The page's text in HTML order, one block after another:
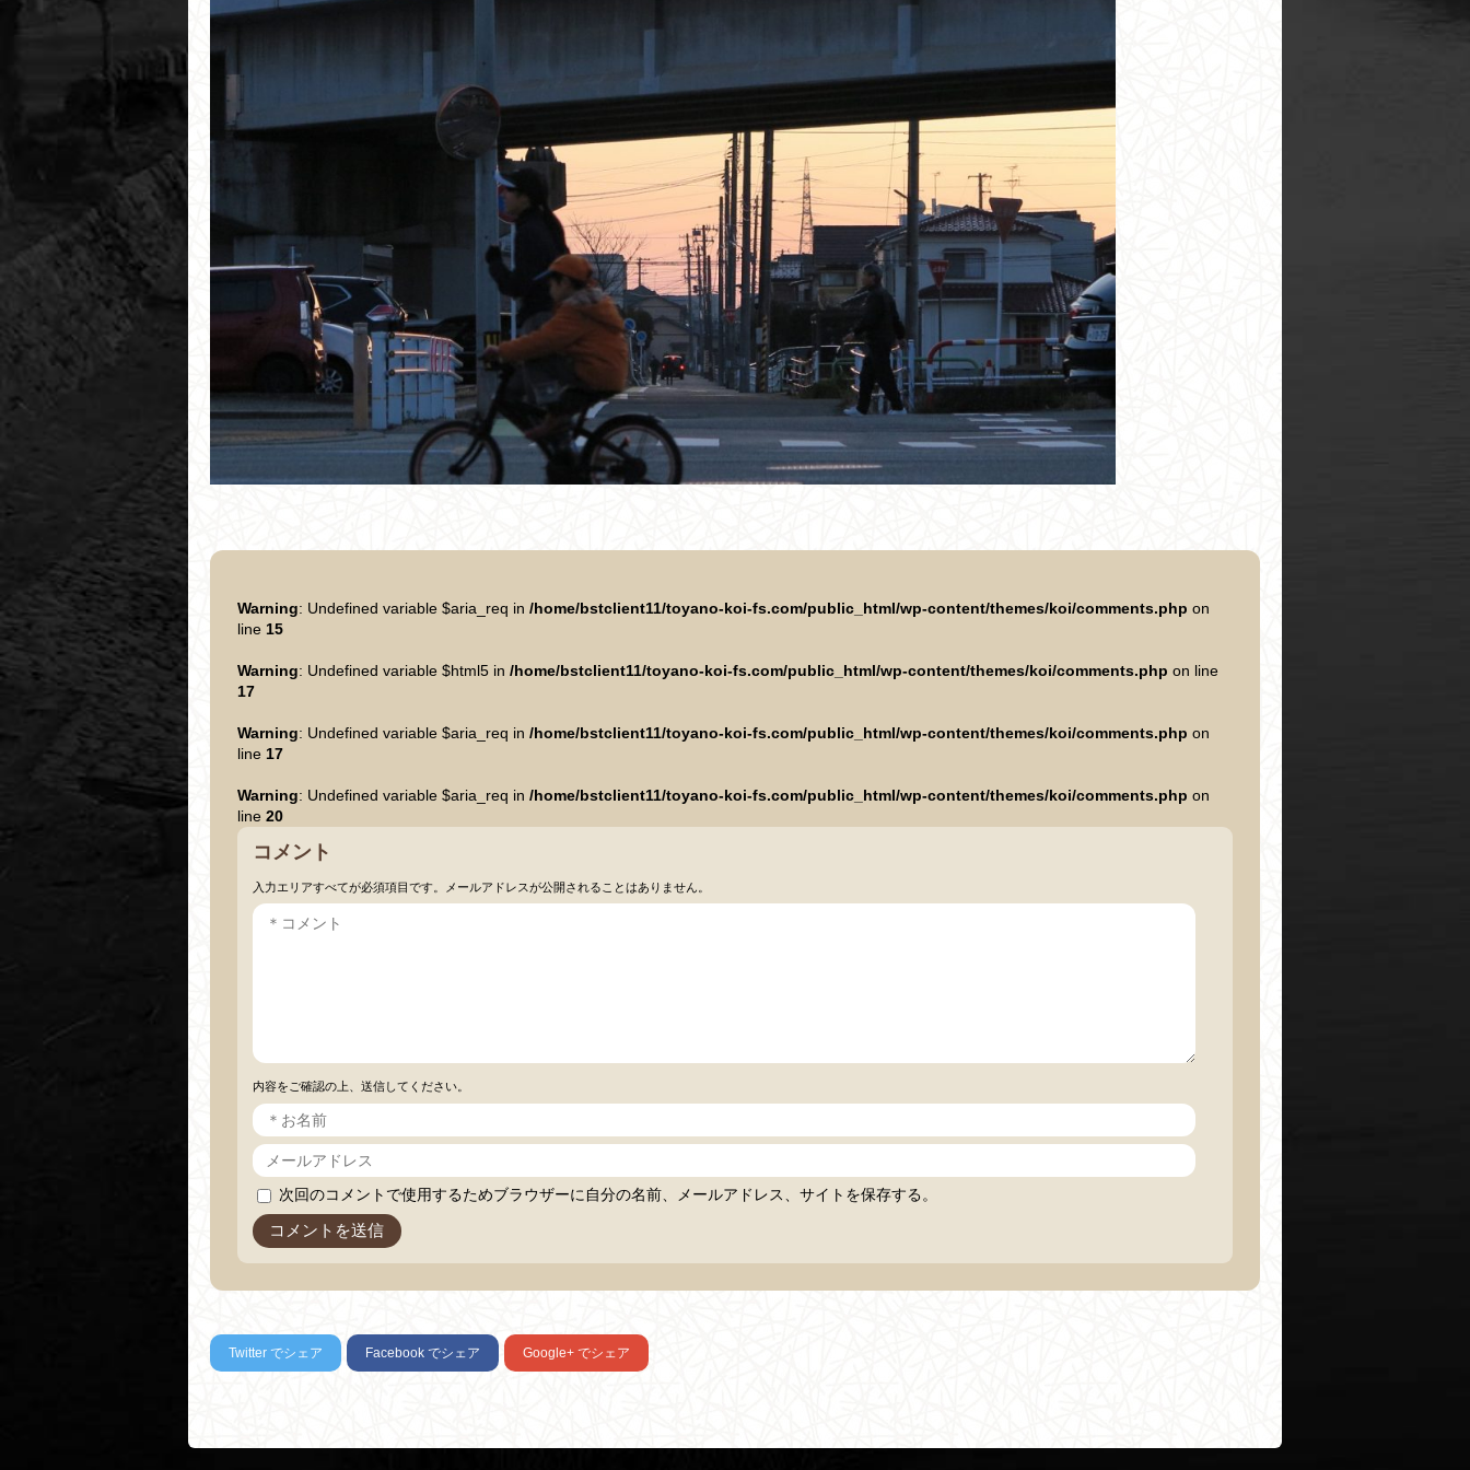
Warning: Undefined variable $aria_req in /home/bstclient11/toyano-koi-fs.com/public_html/wp-content/themes/koi/comments.php on
line 15
Warning: Undefined variable $html5 in /home/bstclient11/toyano-koi-fs.com/public_html/wp-content/themes/koi/comments.php on line
17
Warning: Undefined variable $aria_req in /home/bstclient11/toyano-koi-fs.com/public_html/wp-content/themes/koi/comments.php on
line 17
Warning: Undefined variable $aria_req in /home/bstclient11/toyano-koi-fs.com/public_html/wp-content/themes/koi/comments.php on
line 20
コメント
入力エリアすべてが必須項目です。メールアドレスが公開されることはありません。
内容をご確認の上、送信してください。
次回のコメントで使用するためブラウザーに自分の名前、メールアドレス、サイトを保存する。
Twitter でシェア Facebook でシェア Google+ でシェア